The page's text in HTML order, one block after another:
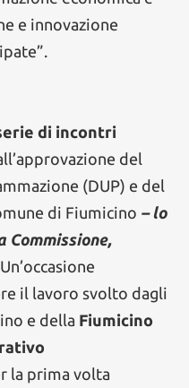
e innovazione
di incontri
del
(DUP) e del
di Fiumicino – lo
Un’occasione
il lavoro svolto dagli
e della Fiumicino
la prima volta